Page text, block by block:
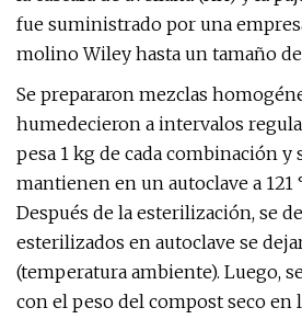
fue suministrado por una
molino Wiley hasta un tamaño de
Se prepararon mezclas
humedecieron a intervalos
pesa 1 kg de cada combinación
mantienen en un autoclave a 121
Después de la esterilización, se
esterilizados en autoclave se
(temperatura ambiente). Luego,
con el peso del compost seco en